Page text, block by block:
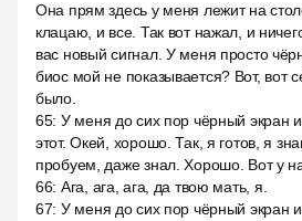
Она прям здесь у меня лежит на
клацаю, и все. Так вот нажал, и
вас новый сигнал. У меня просто
биос мой не показывается? Вот, вот
было.
65: У меня до сих пор чёрный экран и
этот. Окей, хорошо. Так, я готов, я
пробуем, даже знал. Хорошо. Вот у
66: Ага, ага, ага, да твою мать, я.
67: У меня до сих пор чёрный экран и